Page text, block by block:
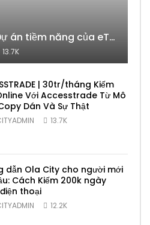
GoodDollar – Dự án tiềm năng của eToro có phải lừa đảo hay không?
13.7K
| 30tr/tháng Kiếm
Với Accesstrade Từ Mô
Dán Và Sự Thật
13.7K
dẫn Ola City cho người mới
Cách Kiếm 200k ngày
thoại
12.2K